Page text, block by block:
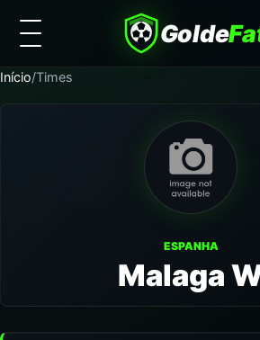
Golde
Início/Times
ESPANHA
Malaga